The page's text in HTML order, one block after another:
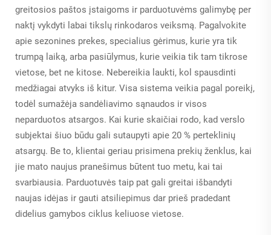
greitosios paštos įstaigoms ir parduotuvėms galimybę per
naktį vykdyti labai tikslų rinkodaros veiksmą. Pagalvokite
apie sezonines prekes, specialius gėrimus, kurie yra tik
trumpą laiką, arba pasiūlymus, kurie veikia tik tam tikrose
vietose, bet ne kitose. Nebereikia laukti, kol spausdinti
medžiagai atvyks iš kitur. Visa sistema veikia pagal poreikį,
todėl sumažėja sandėliavimo sąnaudos ir visos
neparduotos atsargos. Kai kurie skaičiai rodo, kad verslo
subjektai šiuo būdu gali sutaupyti apie 20 % perteklinių
atsargų. Be to, klientai geriau prisimena prekių ženklus, kai
jie mato naujus pranešimus būtent tuo metu, kai tai
svarbiausia. Parduotuvės taip pat gali greitai išbandyti
naujas idėjas ir gauti atsiliepimus dar prieš pradedant
didelius gamybos ciklus keliuose vietose.